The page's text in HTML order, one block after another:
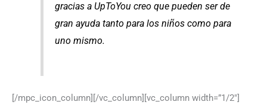
gracias a UpToYou creo que pueden ser de
gran ayuda tanto para los niños como para
uno mismo.
[/mpc_icon_column][/vc_column][vc_column width=”1/2″]